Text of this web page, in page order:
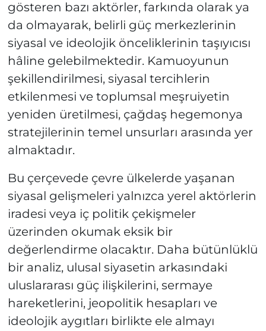
gösteren bazı aktörler, farkında olarak ya
da olmayarak, belirli güç merkezlerinin
siyasal ve ideolojik önceliklerinin taşıyıcısı
hâline gelebilmektedir. Kamuoyunun
şekillendirilmesi, siyasal tercihlerin
etkilenmesi ve toplumsal meşruiyetin
yeniden üretilmesi, çağdaş hegemonya
stratejilerinin temel unsurları arasında yer
almaktadır.
Bu çerçevede çevre ülkelerde yaşanan
siyasal gelişmeleri yalnızca yerel aktörlerin
iradesi veya iç politik çekişmeler
üzerinden okumak eksik bir
değerlendirme olacaktır. Daha bütünlüklü
bir analiz, ulusal siyasetin arkasındaki
uluslararası güç ilişkilerini, sermaye
hareketlerini, jeopolitik hesapları ve
ideolojik aygıtları birlikte ele almayı